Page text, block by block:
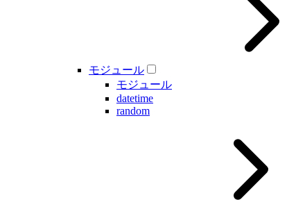
モジュール
モジュール
datetime
random